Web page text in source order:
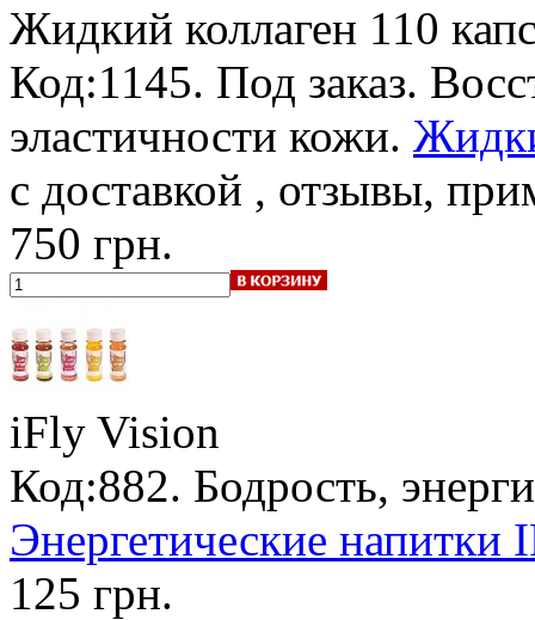
Жидкий коллаген 110
Код:1145. Под заказ.
эластичности кожи.
с доставкой , отзывы,
750 грн.
iFly Vision
Код:882. Бодрость,
Энергетические напитки
125 грн.